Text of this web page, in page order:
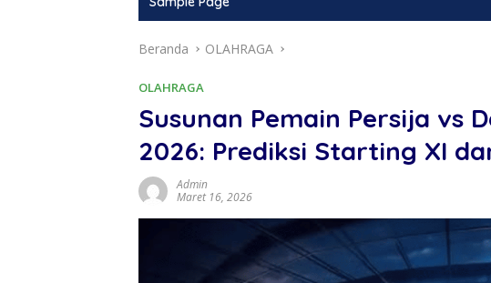
Beranda OLAHRAGA
OLAHRAGA
Susunan Pemain Persija vs
2026: Prediksi Starting XI
Admin
Maret 16, 2026